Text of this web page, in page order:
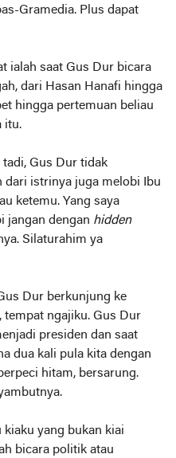
Gramedia. Plus dapat
ialah saat Gus Dur bicara
dari Hasan Hanafi hingga
hingga pertemuan beliau
itu.
Gus Dur tidak
dari istrinya juga melobi Ibu
ketemu. Yang saya
jangan dengan hidden
Silaturahim ya
Dur berkunjung ke
tempat ngajiku. Gus Dur
presiden dan saat
dua kali pula kita dengan
hitam, bersarung.
yang bukan kiai
bicara politik atau